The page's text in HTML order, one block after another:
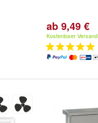
ab 9,49 €
Kostenloser Versand